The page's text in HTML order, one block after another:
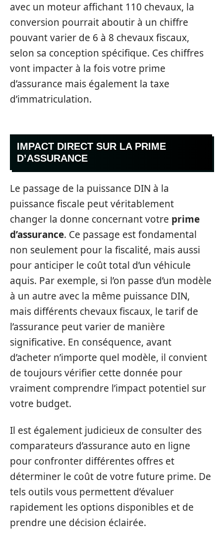
avec un moteur affichant 110 chevaux, la
conversion pourrait aboutir à un chiffre
pouvant varier de 6 à 8 chevaux fiscaux,
selon sa conception spécifique. Ces chiffres
vont impacter à la fois votre prime
d’assurance mais également la taxe
d’immatriculation.
IMPACT DIRECT SUR LA PRIME
D’ASSURANCE
Le passage de la puissance DIN à la
puissance fiscale peut véritablement
changer la donne concernant votre prime
d’assurance. Ce passage est fondamental
non seulement pour la fiscalité, mais aussi
pour anticiper le coût total d’un véhicule
aquis. Par exemple, si l’on passe d’un modèle
à un autre avec la même puissance DIN,
mais différents chevaux fiscaux, le tarif de
l’assurance peut varier de manière
significative. En conséquence, avant
d’acheter n’importe quel modèle, il convient
de toujours vérifier cette donnée pour
vraiment comprendre l’impact potentiel sur
votre budget.
Il est également judicieux de consulter des
comparateurs d’assurance auto en ligne
pour confronter différentes offres et
déterminer le coût de votre future prime. De
tels outils vous permettent d’évaluer
rapidement les options disponibles et de
prendre une décision éclairée.